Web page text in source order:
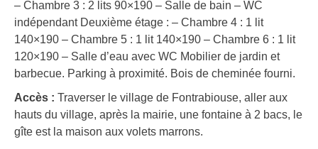
– Chambre 3 : 2 lits 90×190 – Salle de bain – WC
indépendant Deuxième étage : – Chambre 4 : 1 lit
140×190 – Chambre 5 : 1 lit 140×190 – Chambre 6 : 1 lit
120×190 – Salle d’eau avec WC Mobilier de jardin et
barbecue. Parking à proximité. Bois de cheminée fourni.
Accès : Traverser le village de Fontrabiouse, aller aux
hauts du village, après la mairie, une fontaine à 2 bacs, le
gîte est la maison aux volets marrons.